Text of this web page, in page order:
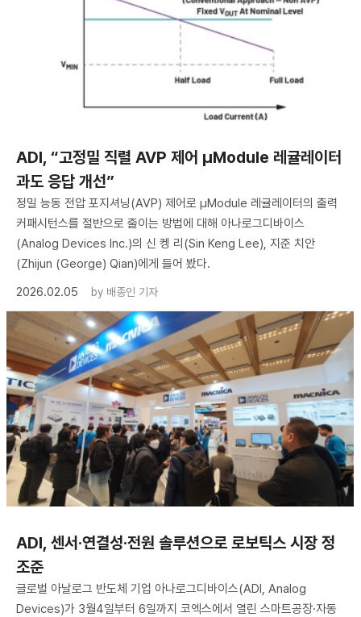
ADI, “고정밀 직렬 AVP 제어 μModule 레귤레이터
과도 응답 개선”
정밀 능동 전압 포지셔닝(AVP) 제어로 μModule 레귤레이터의 출력
커패시턴스를 절반으로 줄이는 방법에 대해 아나로그디바이스
(Analog Devices Inc.)의 신 켕 리(Sin Keng Lee), 지준 치안
(Zhijun (George) Qian)에게 들어 봤다.
2026.02.05
by 배종인 기자
ADI, 센서·연결성·전원 솔루션으로 로보틱스 시장 정
조준
글로벌 아날로그 반도체 기업 아나로그디바이스(ADI, Analog
Devices)가 3월4일부터 6일까지 코엑스에서 열린 스마트공장·자동